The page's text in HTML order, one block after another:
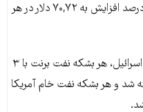
افزایش در روز گذشته، با ۱,۴۶ دلار یا ۲,۱ درصد افزایش به ۷۰,۷۲ دلار در هر
پیش از این نیز در پی حمله قبلی ایران به اسرائیل، هر بشکه نفت برنت با ۳
۷۵,۱۱ دلار فروخته شد و هر بشکه نفت خام آمریکا